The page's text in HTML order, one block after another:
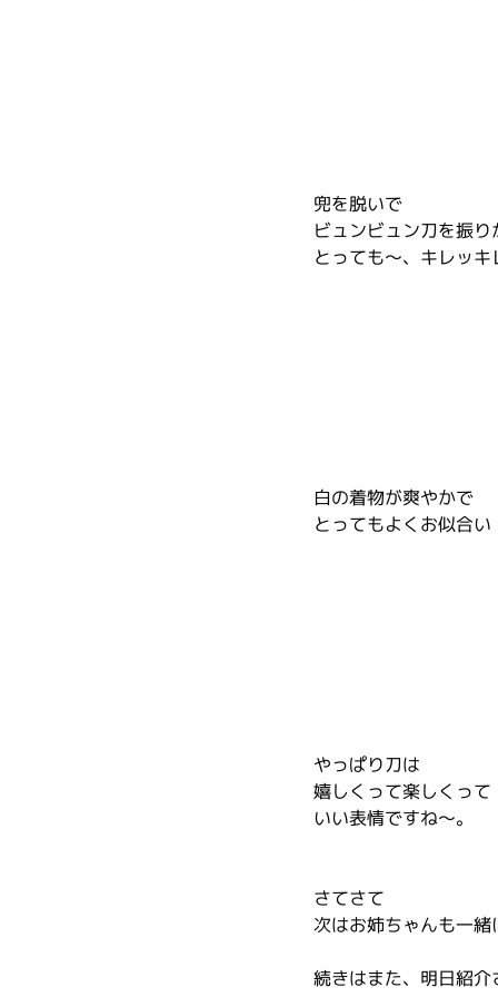
兜を脱いで
ビュンビュン刀を振り
とっても〜、キレッキ
白の着物が爽やかで
とってもよくお似合い
やっぱり刀は
嬉しくって楽しくって
いい表情ですね〜。
さてさて
次はお姉ちゃんも一緒
続きはまた、明日紹介